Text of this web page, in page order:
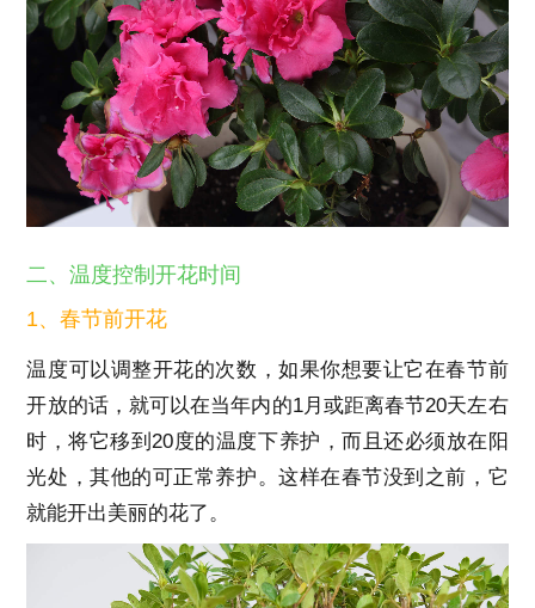
二、温度控制开花时间
1、春节前开花
温度可以调整开花的次数，如果你想要让它在春节前
开放的话，就可以在当年内的1月或距离春节20天左右
时，将它移到20度的温度下养护，而且还必须放在阳
光处，其他的可正常养护。这样在春节没到之前，它
就能开出美丽的花了。